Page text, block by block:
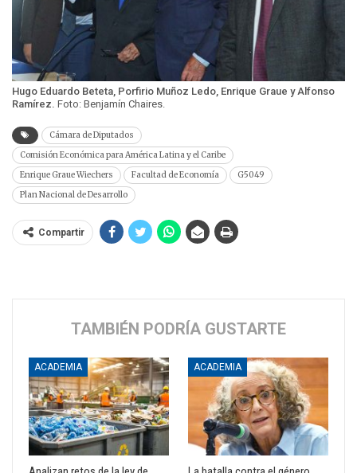
Hugo Eduardo Beteta, Porfirio Muñoz Ledo, Enrique Graue y Alfonso
Ramírez. Foto: Benjamín Chaires.
Cámara de Diputados
Comisión Económica para América Latina y el Caribe
Enrique Graue Wiechers
Facultad de Economía
G5049
Plan Nacional de Desarrollo
Compartir
TAMBIÉN PODRÍA GUSTARTE
ACADEMIA ACADEMIA